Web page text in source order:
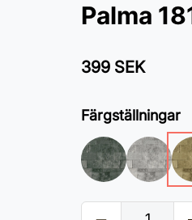
Palma
399 SEK
Färgställningar